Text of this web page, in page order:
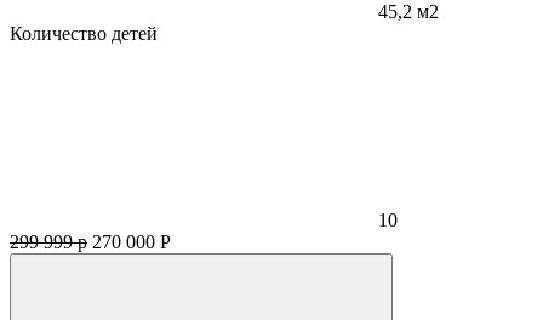
45,2 м2
Количество детей
10
299 999 р 270 000 Р